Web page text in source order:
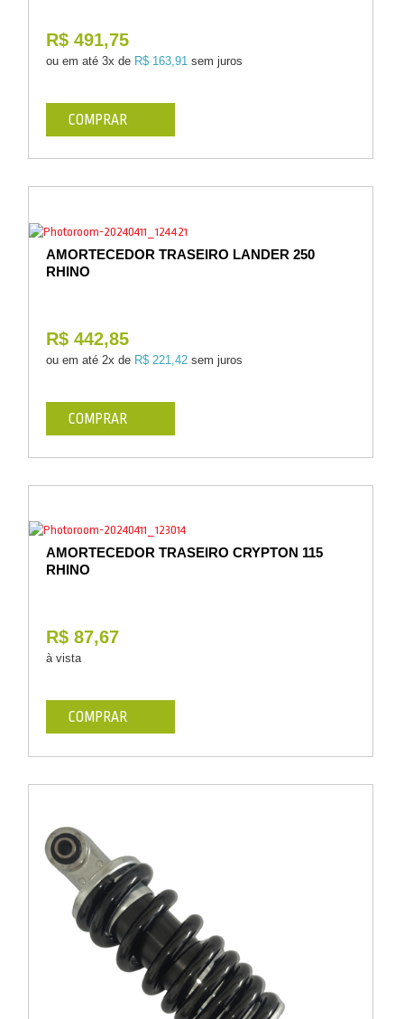
R$ 491,75
ou em até 3x de R$ 163,91 sem juros
COMPRAR
AMORTECEDOR TRASEIRO LANDER 250
RHINO
R$ 442,85
ou em até 2x de R$ 221,42 sem juros
COMPRAR
AMORTECEDOR TRASEIRO CRYPTON 115
RHINO
R$ 87,67
à vista
COMPRAR